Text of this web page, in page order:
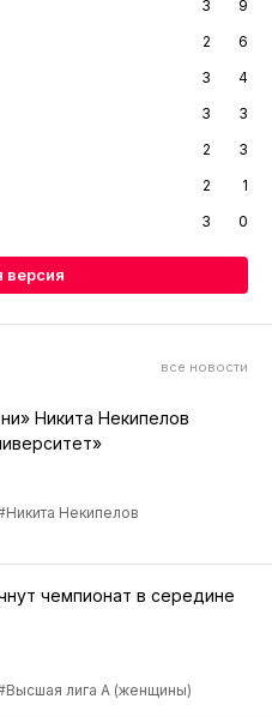
3
9
2
6
3
4
3
3
2
3
2
1
3 0
версия
все новости
Никита Некипелов
Некипелов
чемпионат в середине
лига А (женщины)